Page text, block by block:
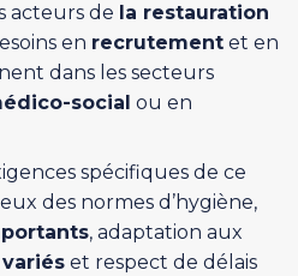
acteurs de la restauration
en recrutement et en
dans les secteurs
social ou en
spécifiques de ce
des normes d’hygiène,
, adaptation aux
et respect de délais